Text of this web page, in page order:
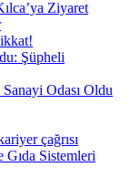
Ziyaret
Şüpheli
Odası Oldu
çağrısı
Sistemleri